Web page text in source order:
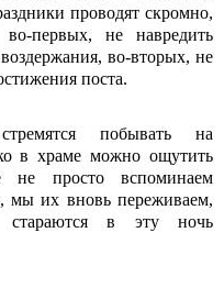
проводят скромно,
первых, не навредить
во-вторых, не
поста.
побывать на
в храме можно ощутить
просто вспоминаем
мы их вновь переживаем,
в эту ночь